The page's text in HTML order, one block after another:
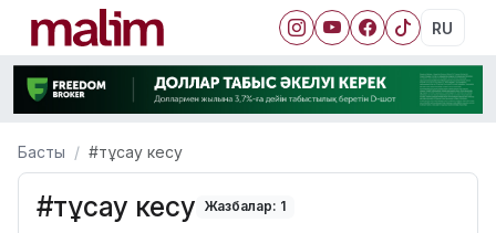
RU
Басты #тұсау кесу
#тұсау кесу Жазбалар: 1